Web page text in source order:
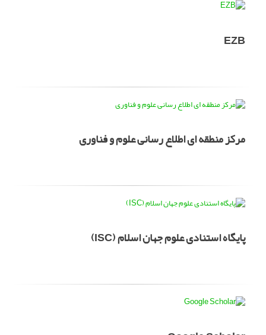
EZB
مرکز منطقه ای اطلاع رسانی علوم و فناوری
پایگاه استنادی علوم جهان اسلام (ISC)